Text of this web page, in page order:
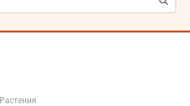
Растения